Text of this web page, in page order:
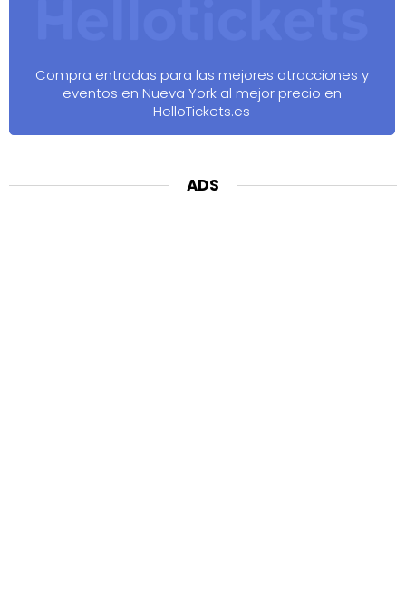
Compra entradas para las mejores atracciones y
eventos en Nueva York al mejor precio en
HelloTickets.es
ADS